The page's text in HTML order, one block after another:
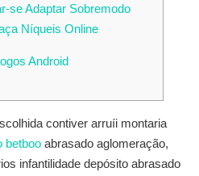
se Adaptar Sobremodo
Níqueis Online
Android
contiver arruíi montaria
betbooabrasado aglomeração,
infantilidade depósito abrasado